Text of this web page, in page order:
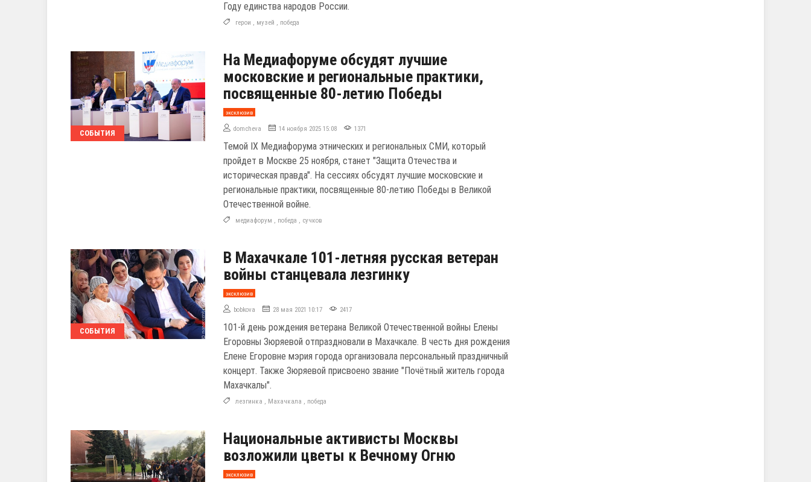
Году единства народов России.
герои , музей , победа
СОБЫТИЯ
На Медиафоруме обсудят лучшие
московские и региональные практики,
посвященные 80-летию Победы
эксклюзив
domcheva 14 ноября 2025 15:08 1371
Темой IX Медиафорума этнических и региональных СМИ, который
пройдет в Москве 25 ноября, станет "Защита Отечества и
историческая правда". На сессиях обсудят лучшие московские и
региональные практики, посвященные 80-летию Победы в Великой
Отечественной войне.
медиафорум , победа , сучков
СОБЫТИЯ
В Махачкале 101-летняя русская ветеран
войны станцевала лезгинку
эксклюзив
bobkova 28 мая 2021 10:17 2417
101-й день рождения ветерана Великой Отечественной войны Елены
Егоровны Зюряевой отпраздновали в Махачкале. В честь дня рождения
Елене Егоровне мэрия города организовала персональный праздничный
концерт. Также Зюряевой присвоено звание "Почётный житель города
Махачкалы".
лезгинка , Махачкала , победа
Национальные активисты Москвы
возложили цветы к Вечному Огню
эксклюзив